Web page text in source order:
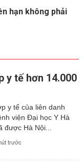
hạn không phải
y tế hơn 14.000
y tế của liên danh
viện Đại học Y Hà
được Hà Nội...
trước